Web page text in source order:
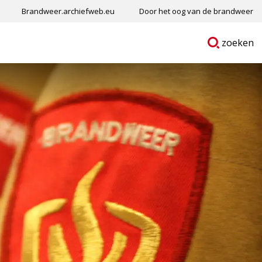
Brandweer.archiefweb.eu Door het oog van de brandweer
Ga
zoeken